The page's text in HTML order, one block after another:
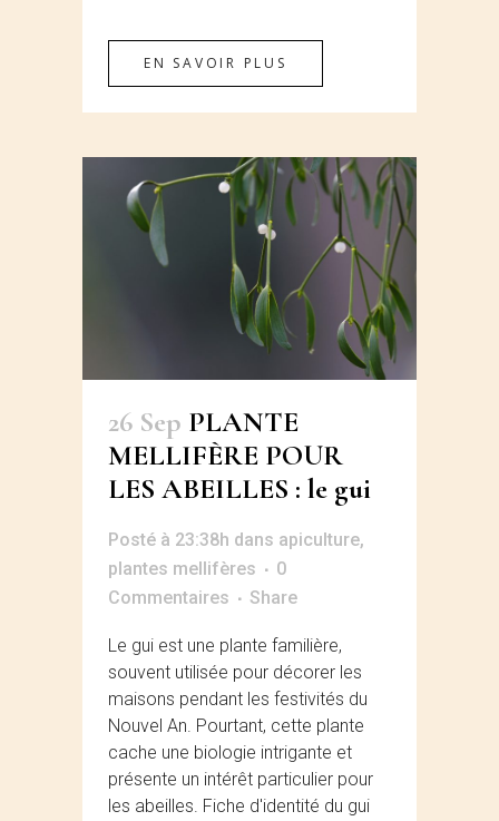
EN SAVOIR PLUS
26 Sep PLANTE
MELLIFÈRE POUR
LES ABEILLES : le gui
Posté à 23:38h dans apiculture,
plantes mellifères
0
Commentaires
Share
Le gui est une plante familière,
souvent utilisée pour décorer les
maisons pendant les festivités du
Nouvel An. Pourtant, cette plante
cache une biologie intrigante et
présente un intérêt particulier pour
les abeilles. Fiche d'identité du gui